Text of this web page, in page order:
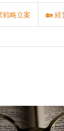
略立案 🏡 経